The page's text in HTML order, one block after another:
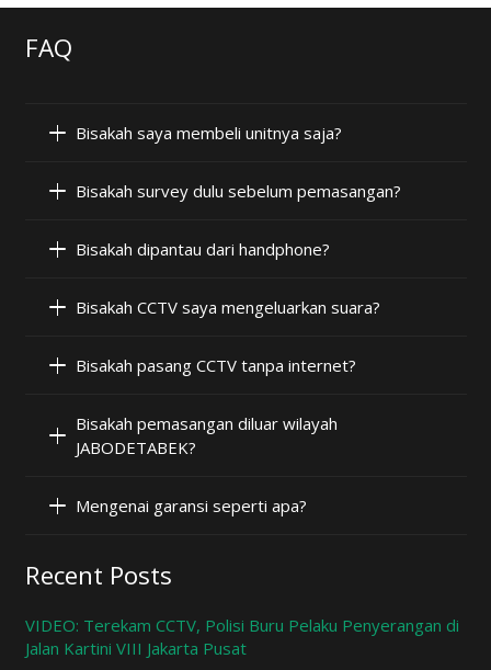
FAQ
Bisakah saya membeli unitnya saja?
Bisakah survey dulu sebelum pemasangan?
Bisakah dipantau dari handphone?
Bisakah CCTV saya mengeluarkan suara?
Bisakah pasang CCTV tanpa internet?
Bisakah pemasangan diluar wilayah
JABODETABEK?
Mengenai garansi seperti apa?
Recent Posts
VIDEO: Terekam CCTV, Polisi Buru Pelaku Penyerangan di
Jalan Kartini VIII Jakarta Pusat